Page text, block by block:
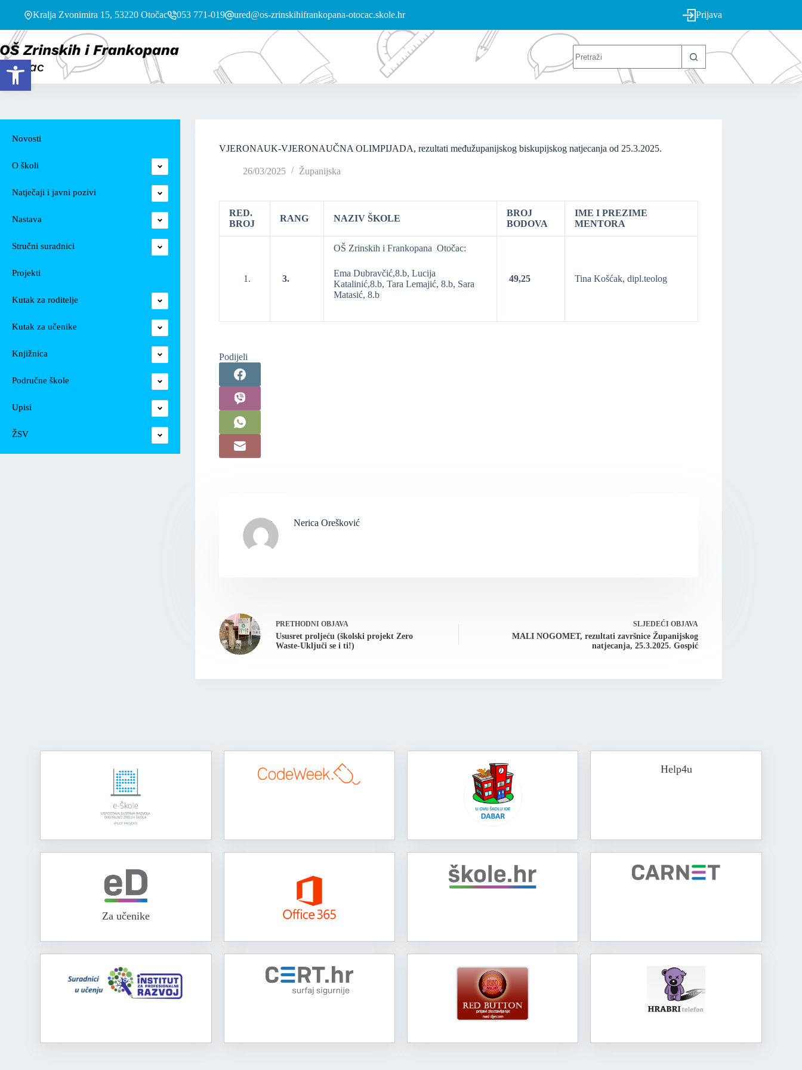
Open toolbar
Kralja Zvonimira 15, 53220 Otočac 053 771-019 ured@os-zrinskihifrankopana-otocac.skole.hr Prijava
VJERONAUK-VJERONAUČNA OLIMPIJADA, rezultati međužupanijskog biskupijskog natjecanja od 25.3.2025.
26/03/2025 Županijska
RED.
BROJ
RANG NAZIV ŠKOLE
BROJ
BODOVA
IME I PREZIME
MENTORA
3.
OŠ Zrinskih i Frankopana Otočac:
Ema Dubravčić,8.b, Lucija
Katalinić,8.b, Tara Lemajić, 8.b, Sara
Matasić, 8.b
49,25 Tina Košćak, dipl.teolog
Podijeli
Nerica Orešković
PRETHODNI OBJAVA
Ususret proljeću (školski projekt Zero
Waste-Uključi se i ti!)
SLJEDEĆI OBJAVA
MALI NOGOMET, rezultati završnice Županijskog
natjecanja, 25.3.2025. Gospić
Novosti
O školi
Natječaji i javni pozivi
Nastava
Stručni suradnici
Projekti
Kutak za roditelje
Kutak za učenike
Knjižnica
Područne škole
Upisi
ŽSV
Help4u
Za učenike